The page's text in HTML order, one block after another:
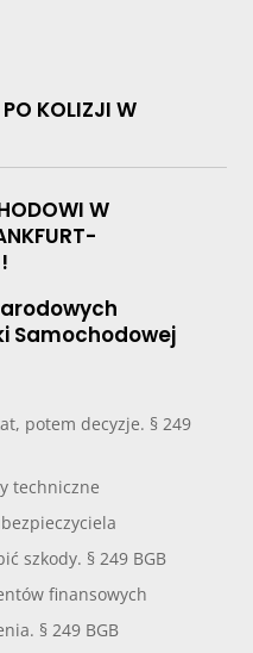
KOLIZJI W
W
Samochodowej
potem decyzje. § 249
techniczne
szkody. § 249 BGB
finansowych
§ 249 BGB